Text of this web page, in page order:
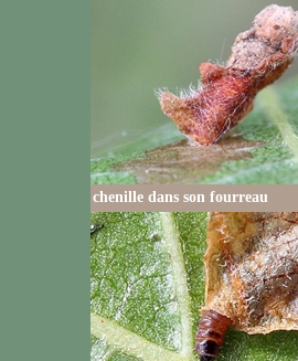
chenille dans son fourreau